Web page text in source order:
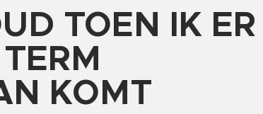
TOEN IK ER
KOMT